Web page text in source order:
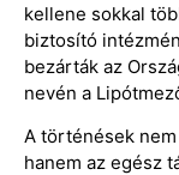
kellene sokkal
biztosító
bezárták az
nevén a
A történések
hanem az egész